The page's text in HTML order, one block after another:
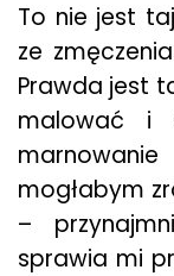
To nie jest
ze
Prawda jest
malować i
mogłabym
–
sprawia mi